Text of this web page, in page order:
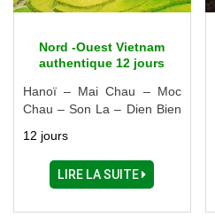
Nord -Ouest Vietnam
authentique 12 jours
l’amour Moc Chau)
Hanoï – Mai Chau – Moc
Chau – Son La – Dien Bien
Ninh Binh - Halong
12 jours
LIRE LA SUITE